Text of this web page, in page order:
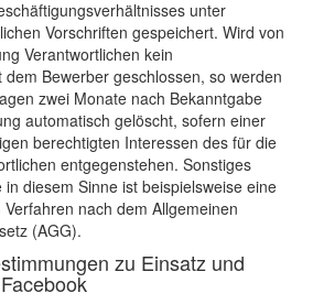
unter
Vorschriften gespeichert. Wird von
Verantwortlichen kein
Bewerber geschlossen, so werden
zwei Monate nach Bekanntgabe
automatisch gelöscht, sofern einer
berechtigten Interessen des für die
entgegenstehen. Sonstiges
diesem Sinne ist beispielsweise eine
nach dem Allgemeinen
(AGG).
zu Einsatz und